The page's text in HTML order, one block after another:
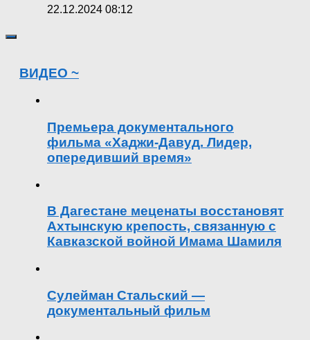
22.12.2024 08:12
ВИДЕО ~
Премьера документального
фильма «Хаджи-Давуд. Лидер,
опередивший время»
В Дагестане меценаты восстановят
Ахтынскую крепость, связанную с
Кавказской войной Имама Шамиля
Сулейман Стальский —
документальный фильм